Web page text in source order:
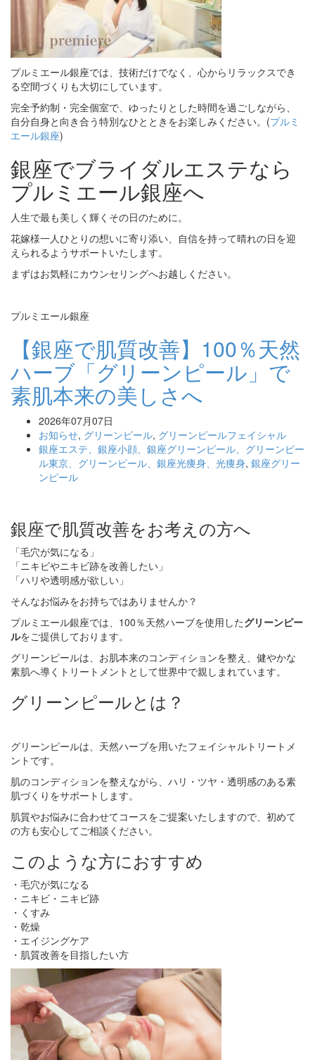
プルミエール銀座では、技術だけでなく、心からリラックスでき
る空間づくりも大切にしています。
完全予約制・完全個室で、ゆったりとした時間を過ごしながら、
自分自身と向き合う特別なひとときをお楽しみください。(プルミ
エール銀座)
銀座でブライダルエステなら
プルミエール銀座へ
人生で最も美しく輝くその日のために。
花嫁様一人ひとりの想いに寄り添い、自信を持って晴れの日を迎
えられるようサポートいたします。
まずはお気軽にカウンセリングへお越しください。
プルミエール銀座
【銀座で肌質改善】100％天然
ハーブ「グリーンピール」で
素肌本来の美しさへ
2026年07月07日
お知らせ, グリーンピール, グリーンピールフェイシャル
銀座エステ、銀座小顔、銀座グリーンピール、グリーンピー
ル東京、グリーンピール、銀座光痩身、光痩身, 銀座グリー
ンピール
銀座で肌質改善をお考えの方へ
「毛穴が気になる」
「ニキビやニキビ跡を改善したい」
「ハリや透明感が欲しい」
そんなお悩みをお持ちではありませんか？
プルミエール銀座では、100％天然ハーブを使用したグリーンピー
ルをご提供しております。
グリーンピールは、お肌本来のコンディションを整え、健やかな
素肌へ導くトリートメントとして世界中で親しまれています。
グリーンピールとは？
グリーンピールは、天然ハーブを用いたフェイシャルトリートメ
ントです。
肌のコンディションを整えながら、ハリ・ツヤ・透明感のある素
肌づくりをサポートします。
肌質やお悩みに合わせてコースをご提案いたしますので、初めて
の方も安心してご相談ください。
このような方におすすめ
・毛穴が気になる
・ニキビ・ニキビ跡
・くすみ
・乾燥
・エイジングケア
・肌質改善を目指したい方